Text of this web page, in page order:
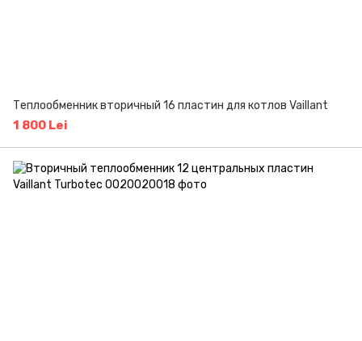
Теплообменник вторичный 16 пластин для котлов Vaillant
1 800 Lei